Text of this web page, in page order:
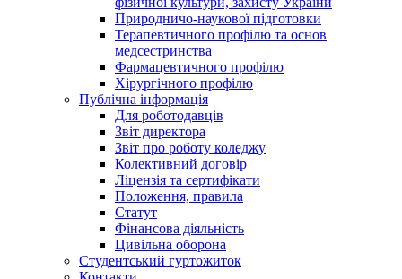
Природничо-наукової підготовки
Терапевтичного профілю та основ
медсестринства
Фармацевтичного профілю
Хірургічного профілю
Публічна інформація
Для роботодавців
Звіт директора
Звіт про роботу коледжу
Колективний договір
Ліцензія та сертифікати
Положення, правила
Статут
Фінансова діяльність
Цивільна оборона
Студентський гуртожиток